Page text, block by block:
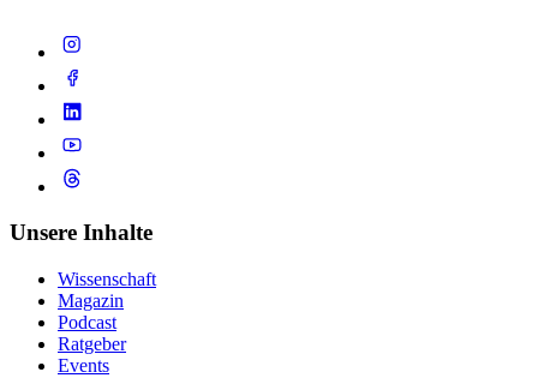
Unsere Inhalte
Wissenschaft
Magazin
Podcast
Ratgeber
Events